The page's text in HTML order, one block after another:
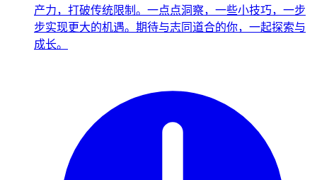
产力，打破传统限制。一点点洞察，一些小技巧，一步
步实现更大的机遇。期待与志同道合的你，一起探索与
成长。